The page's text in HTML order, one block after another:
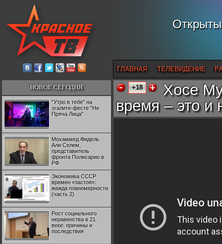
ГЛАВНАЯ ТЕЛЕВИДЕНИЕ
НОВОЕ СЕГОДНЯ
"Утро в тебе" на
эгалите-фесте "Не
Пряча Лица"
Мохаммед Фидель
Али Селем,
представитель
фронта Полисарио в
РФ
Экономика СССР
времен «застоя»:
жажда планомерности
(часть 2)
Рост социального
неравенства в 21
веке: причины и
последствия
+18
Хосе
время – это и